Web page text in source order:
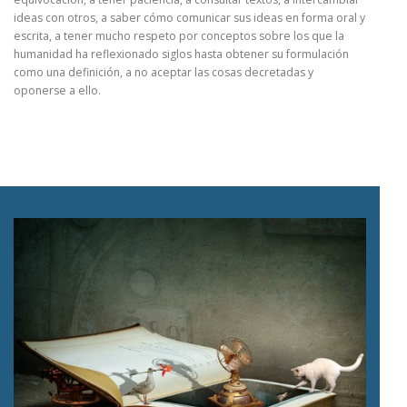
ideas con otros, a saber cómo comunicar sus ideas en forma oral y
escrita, a tener mucho respeto por conceptos sobre los que la
humanidad ha reflexionado siglos hasta obtener su formulación
como una definición, a no aceptar las cosas decretadas y
oponerse a ello.